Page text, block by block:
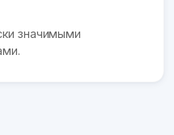
значимыми